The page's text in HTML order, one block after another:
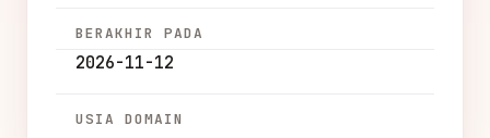
BERAKHIR PADA
2026-11-12
USIA DOMAIN